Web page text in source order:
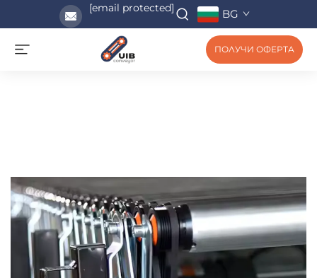
[email protected] BG
ПОЛУЧИ ОФЕРТА